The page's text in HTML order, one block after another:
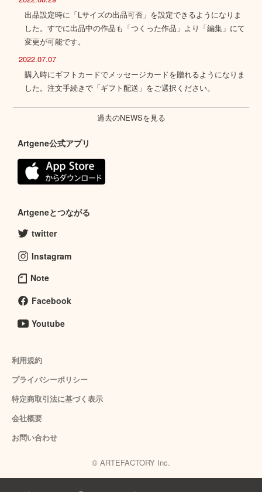
出品設定時に「Lサイズの出品可否」を設定できるようになりま
した。すでに出品中の作品も「つくった作品」より「編集」にて
変更が可能です。
2022.07.07
購入時にギフトカードでメッセージカードを贈れるようになりま
した。注文手続きで「ギフト配送」をご選択ください。
過去のNEWSを見る
Artgene公式アプリ
Artgeneとつながる
twitter
Instagram
Note
Facebook
Youtube
利用規約
プライバシーポリシー
特定商取引法に基づく表示
会社概要
お問い合わせ
© ARTEFACTORY Inc.